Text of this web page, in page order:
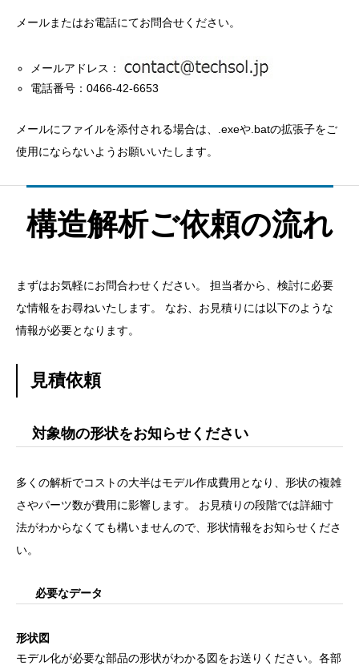
メールまたはお電話にてお問合せください。
メールアドレス：
電話番号：0466-42-6653
メールにファイルを添付される場合は、.exeや.batの拡張子をご
使用にならないようお願いいたします。
構造解析ご依頼の流れ
まずはお気軽にお問合わせください。 担当者から、検討に必要
な情報をお尋ねいたします。 なお、お見積りには以下のような
情報が必要となります。
見積依頼
対象物の形状をお知らせください
多くの解析でコストの大半はモデル作成費用となり、形状の複雑
さやパーツ数が費用に影響します。 お見積りの段階では詳細寸
法がわからなくても構いませんので、形状情報をお知らせくださ
い。
必要なデータ
形状図
モデル化が必要な部品の形状がわかる図をお送りください。各部